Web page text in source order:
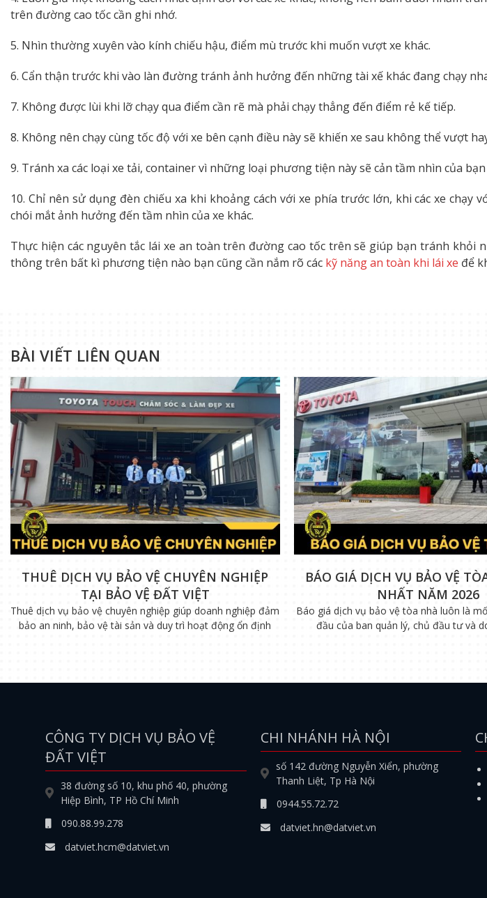
trên đường cao tốc cần ghi nhớ.
5. Nhìn thường xuyên vào kính chiếu hậu, điểm mù trước khi muốn vượt xe khác.
6. Cẩn thận trước khi vào làn đường tránh ảnh hưởng đến những tài xế khác đang chạy
7. Không được lùi khi lỡ chạy qua điểm cần rẽ mà phải chạy thẳng đến điểm rẻ kế tiếp.
8. Không nên chạy cùng tốc độ với xe bên cạnh điều này sẽ khiến xe sau không thể vượt
9. Tránh xa các loại xe tải, container vì những loại phương tiện này sẽ cản tầm nhìn của
10. Chỉ nên sử dụng đèn chiếu xa khi khoảng cách với xe phía trước lớn, khi các xe
chói mắt ảnh hưởng đến tầm nhìn của xe khác.
Thực hiện các nguyên tắc lái xe an toàn trên đường cao tốc trên sẽ giúp bạn tránh
thông trên bất kì phương tiện nào bạn cũng cần nắm rõ các kỹ năng an toàn khi lái xe để
BÀI VIẾT LIÊN QUAN
THUÊ DỊCH VỤ BẢO VỆ CHUYÊN NGHIỆP
TẠI BẢO VỆ ĐẤT VIỆT
Thuê dịch vụ bảo vệ chuyên nghiệp giúp doanh nghiệp đảm
bảo an ninh, bảo vệ tài sản và duy trì hoạt động ổn định
BÁO GIÁ DỊCH VỤ BẢO VỆ
NHẤT NĂM 2026
Báo giá dịch vụ bảo vệ tòa nhà luôn là
đầu của ban quản lý, chủ đầu tư và
CÔNG TY DỊCH VỤ BẢO VỆ
ĐẤT VIỆT
38 đường số 10, khu phố 40, phường
Hiệp Bình, TP Hồ Chí Minh
090.88.99.278
datviet.hcm@datviet.vn
CHI NHÁNH HÀ NỘI
số 142 đường Nguyễn Xiển, phường
Thanh Liệt, Tp Hà Nội
0944.55.72.72
datviet.hn@datviet.vn